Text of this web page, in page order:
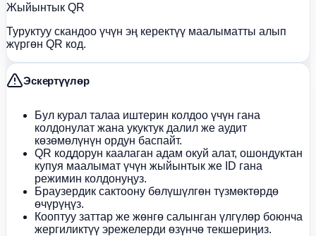
Жыйынтык QR
Туруктуу скандоо үчүн эң керектүү маалыматты алып
жүргөн QR код.
Эскертүүлөр
Бул курал талаа иштерин колдоо үчүн гана
колдонулат жана укуктук далил же аудит
көзөмөлүнүн ордун баспайт.
QR коддорун каалаган адам окуй алат, ошондуктан
купуя маалымат үчүн жыйынтык же ID гана
режимин колдонуңуз.
Браузердик сактоону бөлүшүлгөн түзмөктөрдө
өчүрүңүз.
Кооптуу заттар же жөнгө салынган үлгүлөр боюнча
жергиликтүү эрежелерди өзүнчө текшериңиз.